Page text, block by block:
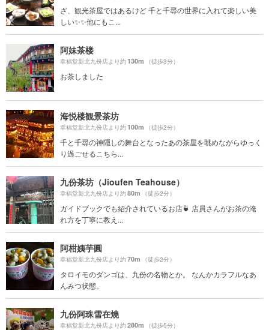
ざ、観光茶屋ではあるけど 千と千尋の世界に入れて楽しい美
しい✨✨他にもこ...
阿妹茶楼
幸福堂新北九份店より約130m （徒歩3分）
お茶しました
海悦楼観景茶坊
幸福堂新北九份店より約100m （徒歩2分）
千と千尋の神隠しの舞台となったあの茶屋を眺めながらゆっく
り過ごせるこちら...
九份茶坊（Jioufen Teahouse）
幸福堂新北九份店より約80m （徒歩2分）
ガイドブックでも紹介されているお店🍵 店員さんがお茶の淹
れ方を丁寧に教え...
阿柑姨芋圓
幸福堂新北九份店より約70m （徒歩2分）
タロイモのダンゴは、九份の名物とか。 なんかカラフルなあ
んみつ状態。
九份阿珠雪在燒
幸福堂新北九份店より約280m （徒歩5分）